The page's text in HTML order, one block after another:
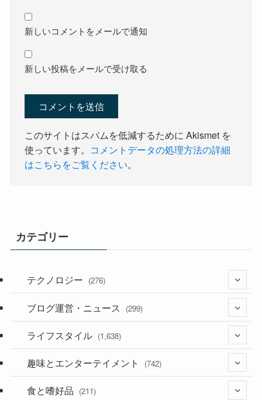
新しいコメントをメールで通知
新しい投稿をメールで受け取る
このサイトはスパムを低減するために Akismet を
使っています。 コメントデータの処理方法の詳細
はこちらをご覧ください。
カテゴリー
テクノロジー (276)
(36)
(187)
ブログ運営・ニュース (299)
(118)
(181)
ライフスタイル (1,638)
(394)
(282)
趣味とエンターテイメント (742)
(56)
食と嗜好品 (211)